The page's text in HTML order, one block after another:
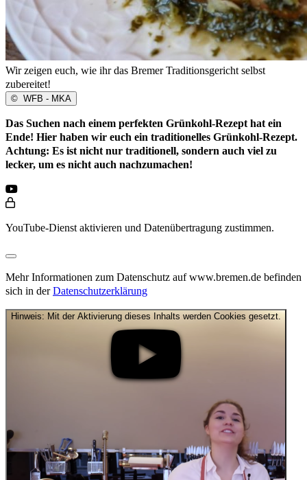
Wir zeigen euch, wie ihr das Bremer Traditionsgericht selbst
zubereitet!
© WFB - MKA
Das Suchen nach einem perfekten Grünkohl-Rezept hat ein
Ende! Hier haben wir euch ein traditionelles Grünkohl-Rezept.
Achtung: Es ist nicht nur traditionell, sondern auch viel zu
lecker, um es nicht auch nachzumachen!
YouTube-Dienst aktivieren und Datenübertragung zustimmen.
Mehr Informationen zum Datenschutz auf www.bremen.de befinden
sich in derDatenschutzerklärung
Hinweis: Mit der Aktivierung dieses Inhalts werden Cookies gesetzt.